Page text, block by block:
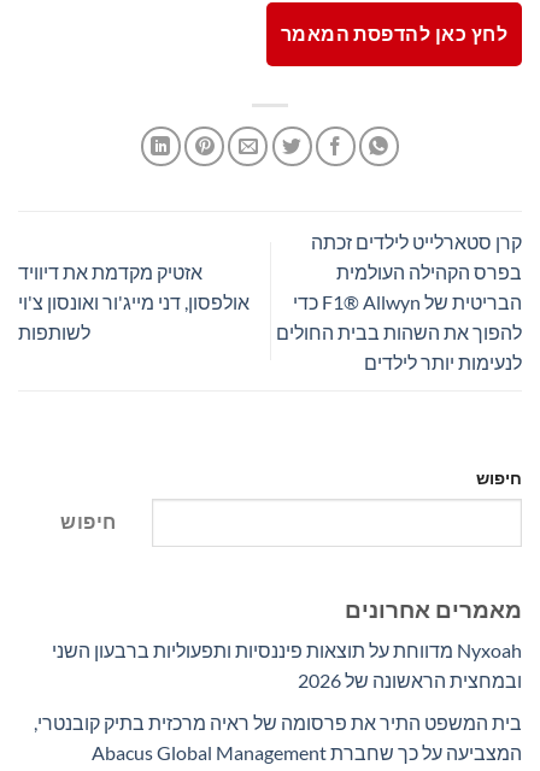
לחץ כאן להדפסת המאמר
קרן סטארלייט לילדים זכתה
בפרס הקהילה העולמית
הבריטית של F1® Allwyn כדי
להפוך את השהות בבית החולים
לנעימות יותר לילדים
אזטיק מקדמת את דיוויד
אולפסון, דני מייג'ור ואונסון צ'וי
לשותפות
חיפוש
חיפוש
מאמרים אחרונים
Nyxoah מדווחת על תוצאות פיננסיות ותפעוליות ברבעון השני
ובמחצית הראשונה של 2026
בית המשפט התיר את פרסומה של ראיה מרכזית בתיק קובנטרי,
המצביעה על כך שחברת Abacus Global Management